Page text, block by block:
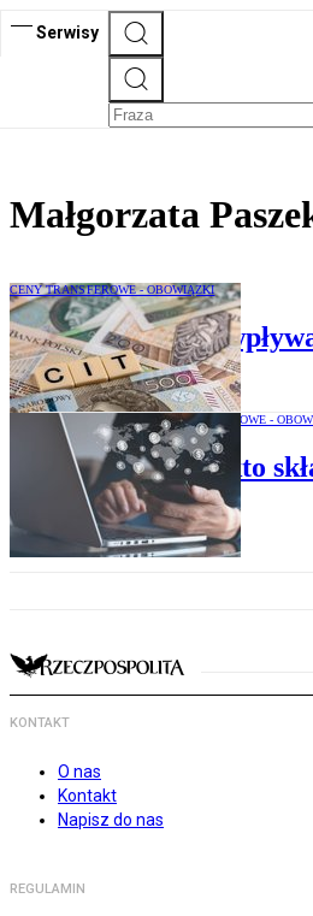
Serwisy
Małgorzata
CENY TRANSFEROWE - OBOWIĄZKI
Czy każda strata
CENY TRANSFEROWE -
TPR – kto
KONTAKT
O nas
Kontakt
Napisz do nas
REGULAMIN